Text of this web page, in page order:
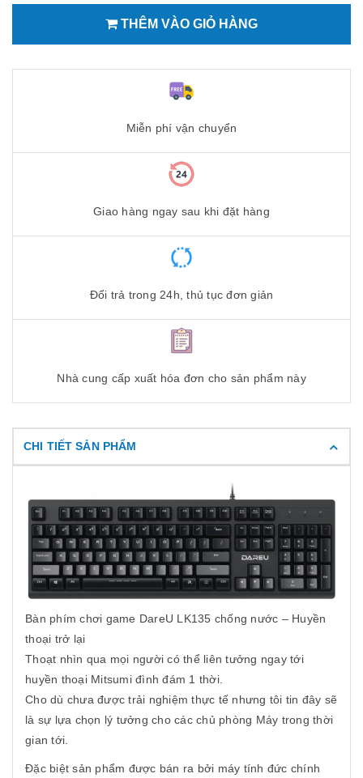
THÊM VÀO GIỎ HÀNG
Miễn phí vận chuyển
Giao hàng ngay sau khi đặt hàng
Đổi trả trong 24h, thủ tục đơn giản
Nhà cung cấp xuất hóa đơn cho sản phẩm này
CHI TIẾT SẢN PHẨM
Bàn phím chơi game DareU LK135 chống nước – Huyền
thoại trở lại
Thoạt nhìn qua mọi người có thể liên tưởng ngay tới
huyền thoại Mitsumi đình đám 1 thời.
Cho dù chưa được trải nghiệm thực tế nhưng tôi tin đây sẽ
là sự lựa chọn lý tưởng cho các chủ phòng Máy trong thời
gian tới.
Đặc biệt sản phẩm được bán ra bởi máy tính đức chính